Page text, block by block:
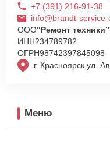
г. Красноярск ул.
+7 (391) 216-91-38
info@brandt-service-
ООО“Ремонт техники”
ИНН234789782
ОГРН98742397845098
Меню